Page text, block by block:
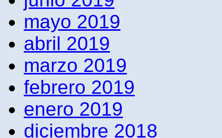
mayo 2019
abril 2019
marzo 2019
febrero 2019
enero 2019
diciembre 2018